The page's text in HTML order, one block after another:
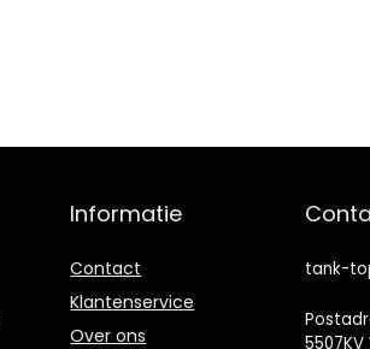
Informatie
Contact
Klantenservice
Over ons
tank-